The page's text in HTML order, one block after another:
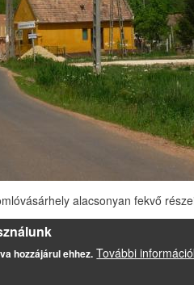
alacsonyan fekvő
után
hozzájárul ehhez. További